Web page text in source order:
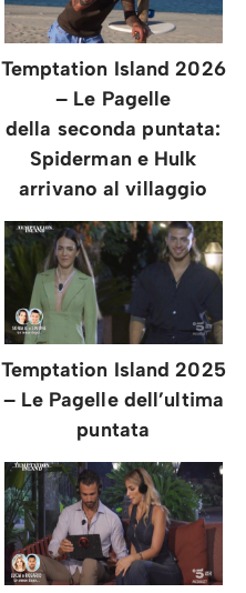
Temptation Island 2026
– Le Pagelle
della seconda puntata:
Spiderman e Hulk
arrivano al villaggio
Temptation Island 2025
– Le Pagelle dell’ultima
puntata